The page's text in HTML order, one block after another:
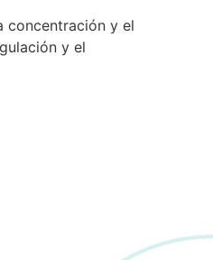
concentración y el
y el